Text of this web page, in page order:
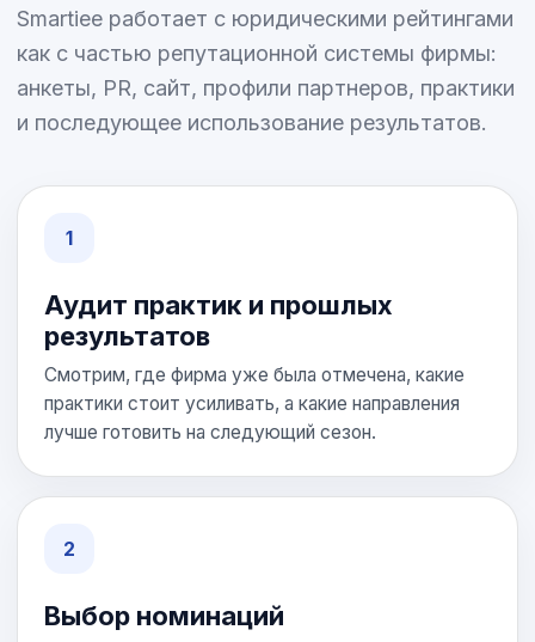
Smartiee работает с юридическими рейтингами
как с частью репутационной системы фирмы:
анкеты, PR, сайт, профили партнеров, практики
и последующее использование результатов.
Аудит практик и прошлых
результатов
Смотрим, где фирма уже была отмечена, какие
практики стоит усиливать, а какие направления
лучше готовить на следующий сезон.
Выбор номинаций